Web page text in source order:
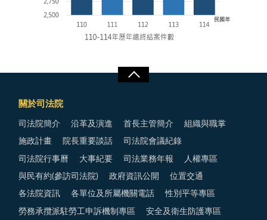
關於司法院
司法院簡介 沿革及演進 首長主管簡介 組織與職掌
施政計畫 院長重要談話 司法院會議紀錄
司法院行事曆 大事紀要 司法業務年報 人權專區
與民有約(參訪司法院) 政府資訊公開 位置交通
各法院資訊 各單位及所屬機關電話 性別平等專區
勞務承攬派駐勞工申訴機制專區 安全及衛生防護專區